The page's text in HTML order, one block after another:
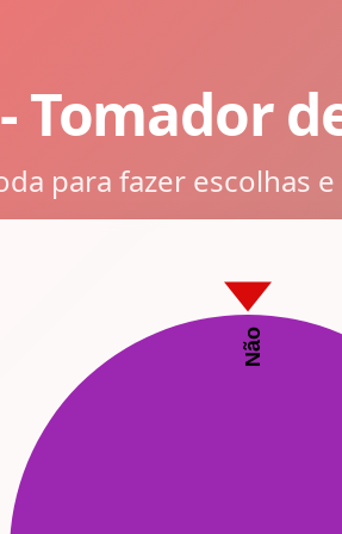
Tomador
para fazer escolhas